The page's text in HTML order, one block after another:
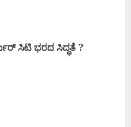
ಸಿಟಿ ಭರದ ಸಿದ್ಧತೆ ?